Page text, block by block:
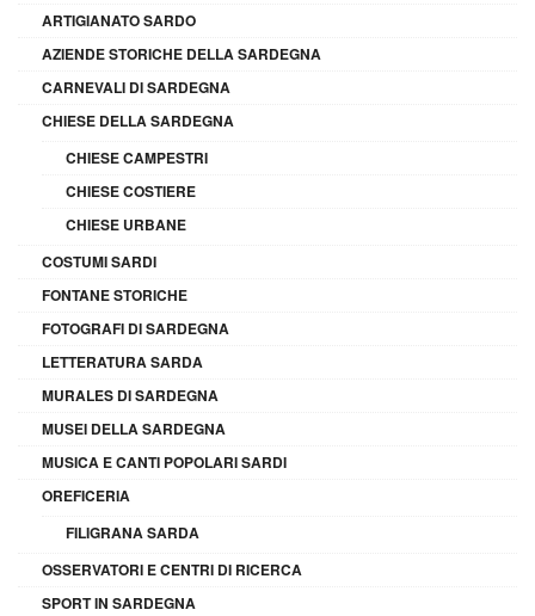
ARTIGIANATO SARDO
AZIENDE STORICHE DELLA SARDEGNA
CARNEVALI DI SARDEGNA
CHIESE DELLA SARDEGNA
CHIESE CAMPESTRI
CHIESE COSTIERE
CHIESE URBANE
COSTUMI SARDI
FONTANE STORICHE
FOTOGRAFI DI SARDEGNA
LETTERATURA SARDA
MURALES DI SARDEGNA
MUSEI DELLA SARDEGNA
MUSICA E CANTI POPOLARI SARDI
OREFICERIA
FILIGRANA SARDA
OSSERVATORI E CENTRI DI RICERCA
SPORT IN SARDEGNA